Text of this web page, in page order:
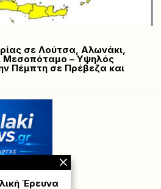
σε Λούτσα, Αλωνάκι,
Μεσοπόταμο – Υψηλός
Πέμπτη σε Πρέβεζα και
Έρευνα